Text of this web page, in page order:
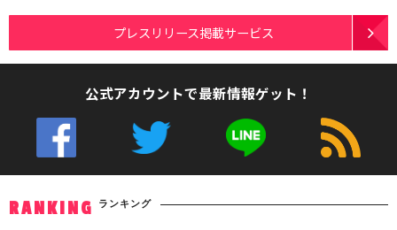
プレスリリース掲載サービス
公式アカウントで最新情報ゲット！
RANKING ランキング